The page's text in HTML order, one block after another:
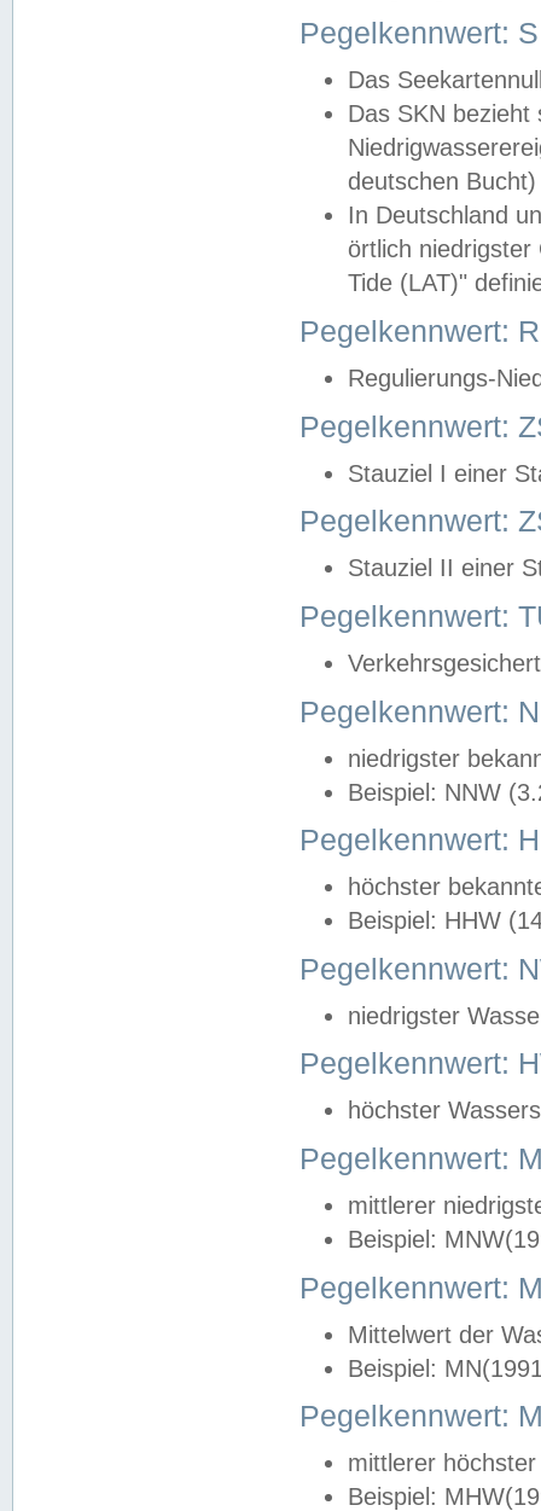
Pegelkennwert:
Das
Das SKN
deutschen
In Deutschland
örtlich
Tide (LAT)"
Pegelkennwert:
Regulierungs-
Pegelkennwert:
Stauziel I einer
Pegelkennwert:
Stauziel II einer
Pegelkennwert:
Pegelkennwert:
niedrigster
Beispiel: NNW
Pegelkennwert:
höchster
Beispiel: HHW
Pegelkennwert:
niedrigster
Pegelkennwert:
höchster
Pegelkennwert:
mittlerer
Beispiel:
Pegelkennwert:
Mittelwert der
Beispiel:
Pegelkennwert:
mittlerer
Beispiel: